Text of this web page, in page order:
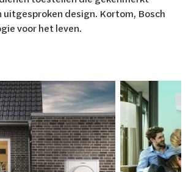
uitgesproken design. Kortom, Bosch
voor het leven.